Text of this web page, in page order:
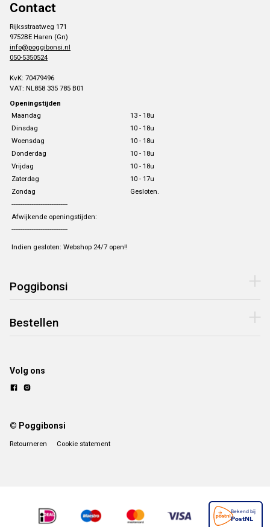
Contact
Rijksstraatweg 171
9752BE Haren (Gn)
info@poggibonsi.nl
050-5350524
KvK: 70479496
VAT: NL858 335 785 B01
Openingstijden
Maandag
13 - 18u
Dinsdag
10 - 18u
Woensdag
10 - 18u
Donderdag
10 - 18u
Vrijdag
10 - 18u
Zaterdag
10 - 17u
Zondag
Gesloten.
-------------------------------
Afwijkende openingstijden:
-------------------------------
Indien gesloten: Webshop 24/7 open!!
Poggibonsi
Bestellen
Volg ons
© Poggibonsi
Retourneren Cookie statement